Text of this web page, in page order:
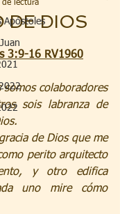
Apóstoles
DE DIOS
lectura
3:9-16 RV1960
colaboradores
sois labranza de
de Dios que me
perito arquitecto
y otro edifica
uno mire cómo